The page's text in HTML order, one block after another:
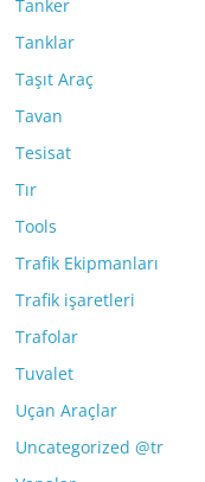
Tanker
Tanklar
Taşıt Araç
Tavan
Tesisat
Tır
Tools
Trafik Ekipmanları
Trafik işaretleri
Trafolar
Tuvalet
Uçan Araçlar
Uncategorized @tr